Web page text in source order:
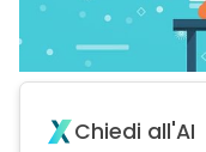
Chiedi all'AI